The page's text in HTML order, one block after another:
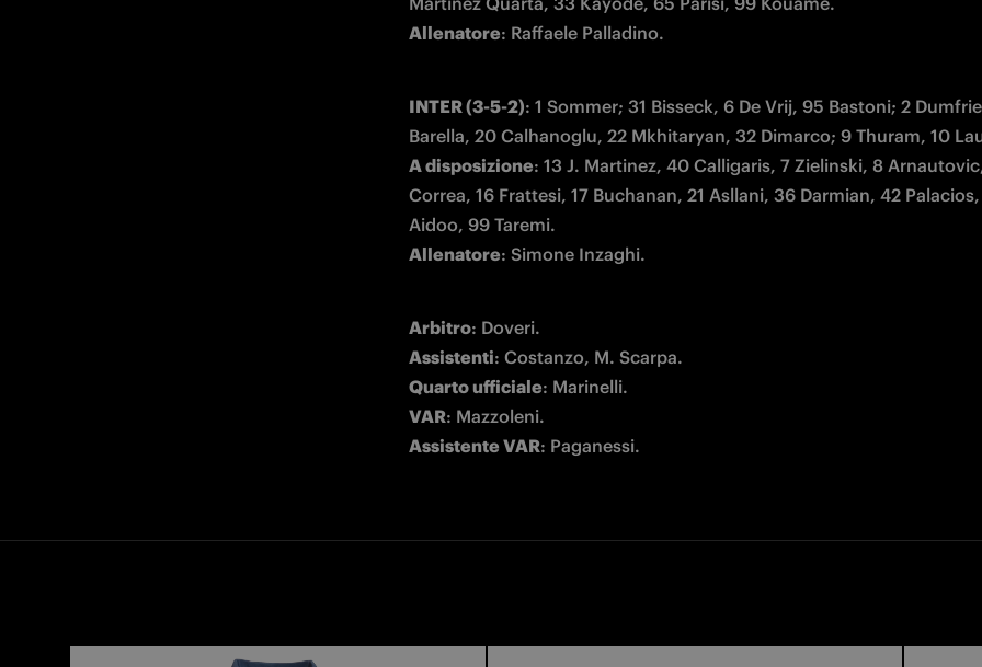
Allenatore: Raffaele Palladino.
INTER (3-5-2): 1 Sommer; 31 Bisseck, 6 De Vrij, 95 Bastoni; 2
A disposizione: 13 J. Martinez, 40 Calligaris, 7 Zielinski, 8
Correa, 16 Frattesi, 17 Buchanan, 21 Asllani, 36 Darmian, 42
Allenatore: Simone Inzaghi.
Arbitro
Assistenti
Quarto ufficiale
VAR
Assistente VAR: Paganessi.